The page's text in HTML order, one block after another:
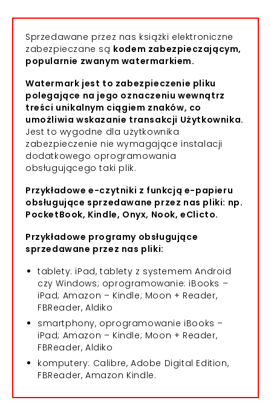
Sprzedawane przez nas książki elektroniczne
zabezpieczane są kodem zabezpieczającym,
popularnie zwanym watermarkiem.
Watermark jest to zabezpieczenie pliku
polegające na jego oznaczeniu wewnątrz
treści unikalnym ciągiem znaków, co
umożliwia wskazanie transakcji Użytkownika.
Jest to wygodne dla użytkownika
zabezpieczenie nie wymagające instalacji
dodatkowego oprogramowania
obsługującego taki plik.
Przykładowe e-czytniki z funkcją e-papieru
obsługujące sprzedawane przez nas pliki: np.
PocketBook, Kindle, Onyx, Nook, eClicto.
Przykładowe programy obsługujące
sprzedawane przez nas pliki:
tablety: iPad, tablety z systemem Android
czy Windows; oprogramowanie: iBooks –
iPad; Amazon – Kindle; Moon + Reader,
FBReader, Aldiko
smartphony, oprogramowanie iBooks –
iPad; Amazon – Kindle; Moon + Reader,
FBReader, Aldiko
komputery: Calibre, Adobe Digital Edition,
FBReader, Amazon Kindle.